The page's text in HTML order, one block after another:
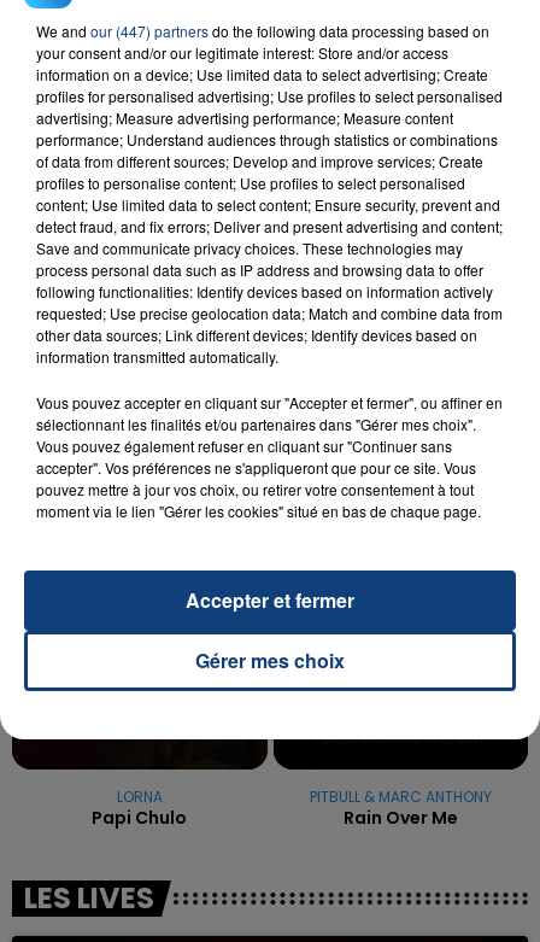
23 juillet 2026
INCENDIE MORTEL À LENS : UNE FEMME ET
SON BÉBÉ ENTRE LA VIE ET LA...
Un homme s'est immolé par le feu après avoir
aspergé sa compagne et leur bébé de trois mois
d'un liquide inflammable.
20 juillet 2026
UNE ADOLESCENTE DEVANT SE FAIRE
OPÉRER DE LA CHEVILLE RESSORT DE LA...
La famille a porté plainte contre la clinique qui a
reconnu sa responsabilité et présenté ses
excuses.
TITRES DIFFUSÉS
LORNA
Papi Chulo
PITBULL & MARC ANTHONY
Rain Over Me
LES LIVES
We and our (447) partnersdo the following data processing based on
your consent and/or our legitimate interest: Store and/or access
information on a device; Use limited data to select advertising; Create
profiles for personalised advertising; Use profiles to select personalised
advertising; Measure advertising performance; Measure content
performance; Understand audiences through statistics or combinations
of data from different sources; Develop and improve services; Create
profiles to personalise content; Use profiles to select personalised
content; Use limited data to select content; Ensure security, prevent and
detect fraud, and fix errors; Deliver and present advertising and content;
Save and communicate privacy choices. These technologies may
process personal data such as IP address and browsing data to offer
following functionalities: Identify devices based on information actively
requested; Use precise geolocation data; Match and combine data from
other data sources; Link different devices; Identify devices based on
information transmitted automatically.
Vous pouvez accepter en cliquant sur "Accepter et fermer", ou affiner en
sélectionnant les finalités et/ou partenaires dans "Gérer mes choix".
Vous pouvez également refuser en cliquant sur "Continuer sans
accepter". Vos préférences ne s'appliqueront que pour ce site. Vous
pouvez mettre à jour vos choix, ou retirer votre consentement à tout
moment via le lien "Gérer les cookies" situé en bas de chaque page.
Gérer mes choix
Accepter et fermer